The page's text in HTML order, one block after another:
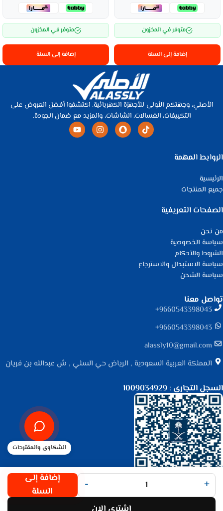
متوفر في المخزون
إضافة إلى السلة
متوفر في المخزون
إضافة إلى السلة
الأصلي، وجهتكم الأولى للأجهزة الكهربائية. اكتشفوا أفضل العروض على
التكييفات، الغسالات، الشاشات، والمزيد مع ضمان الجودة.
الروابط المهمة
الرئيسية
جميع المنتجات
الصفحات التعريفية
من نحن
سياسة الخصوصية
الشروط والأحكام
سياسة الاستبدال والاسترجاع
سياسة الشحن
تواصل معنا
9660543398043⁩+
9660543398043⁩+
alassly10@gmail.com
المملكة العربية السعودية , الرياض حي السلي , ش عبدالله بن فريان
السجل التجاري : 1009034929
جميع الحقوق محفوظة لـمتجر الأصلي© 2025.
تم التطوير بواسطة
Code Times +
-
إضافة إلى
السلة
الشكاوى والمقترحات